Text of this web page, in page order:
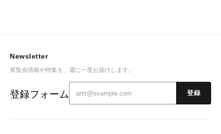
Newsletter
展覧会情報や特集を、週に一度お届けします。
登録フォーム 登録